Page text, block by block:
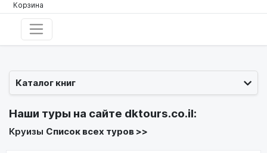
Корзина
Каталог книг
Наши туры на сайте dktours.co.il:
Круизы Список всех туров >>